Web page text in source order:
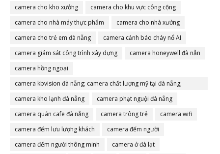
camera cho kho xưởng
camera cho khu vực công cộng
camera cho nhà máy thực phẩm
camera cho nhà xưởng
camera cho trẻ em đà nẵng
camera cảnh báo cháy nổ AI
camera giám sát công trình xây dựng
camera honeywell đà nẵn
camera hồng ngoại
camera kbvision đà nẵng; camera chất lượng mỹ tại đà nẵng;
camera đà nẵng
camera kho lạnh đà nẵng
camera phạt nguội đà nẵng
camera quán cafe đà nẵng
camera trông trẻ
camera wifi
camera đếm lưu lượng khách
camera đếm người
camera đếm người thông minh
camera ở đà lạt